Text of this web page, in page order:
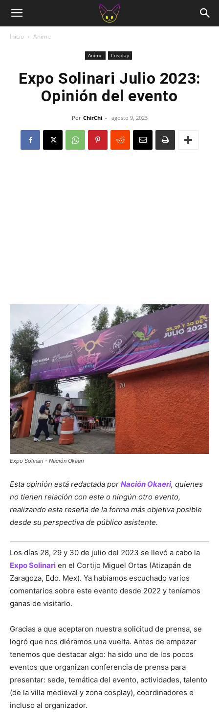
Inicio Anime
Anime Cosplay
Expo Solinari Julio 2023:
Opinión del evento
Por ChirChi - agosto 9, 2023
Expo Solinari - Nación Okaeri
Esta opinión está redactada por Nación Okaeri, quienes
no tienen relación con este o ningún otro evento,
realizando esta reseña de la forma más objetiva posible
desde su perspectiva de público asistente.
Los días 28, 29 y 30 de julio del 2023 se llevó a cabo la
Expo Solinari en el Cortijo Miguel Ortas (Atizapán de
Zaragoza, Edo. Mex). Ya habíamos escuchado varios
comentarios sobre este evento desde 2022 y teníamos
ganas de visitarlo.
Gracias a que aceptaron nuestra solicitud de prensa, se
logró que nos diéramos una vuelta. Antes de empezar
tenemos que destacar algo: ha sido uno de los pocos
eventos que organizan conferencia de prensa para
presentar: sede, temática del evento, actividades, talento
(de la villa medieval y zona cosplay), coordinadores e
incluso al organizador.